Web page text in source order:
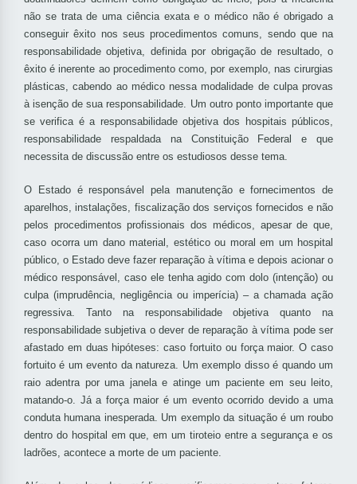
não se trata de uma ciência exata e o médico não é obrigado a
conseguir êxito nos seus procedimentos comuns, sendo que na
responsabilidade objetiva, definida por obrigação de resultado, o
êxito é inerente ao procedimento como, por exemplo, nas cirurgias
plásticas, cabendo ao médico nessa modalidade de culpa provas
à isenção de sua responsabilidade. Um outro ponto importante que
se verifica é a responsabilidade objetiva dos hospitais públicos,
responsabilidade respaldada na Constituição Federal e que
necessita de discussão entre os estudiosos desse tema.
O Estado é responsável pela manutenção e fornecimentos de
aparelhos, instalações, fiscalização dos serviços fornecidos e não
pelos procedimentos profissionais dos médicos, apesar de que,
caso ocorra um dano material, estético ou moral em um hospital
público, o Estado deve fazer reparação à vítima e depois acionar o
médico responsável, caso ele tenha agido com dolo (intenção) ou
culpa (imprudência, negligência ou imperícia) – a chamada ação
regressiva. Tanto na responsabilidade objetiva quanto na
responsabilidade subjetiva o dever de reparação à vítima pode ser
afastado em duas hipóteses: caso fortuito ou força maior. O caso
fortuito é um evento da natureza. Um exemplo disso é quando um
raio adentra por uma janela e atinge um paciente em seu leito,
matando-o. Já a força maior é um evento ocorrido devido a uma
conduta humana inesperada. Um exemplo da situação é um roubo
dentro do hospital em que, em um tiroteio entre a segurança e os
ladrões, acontece a morte de um paciente.